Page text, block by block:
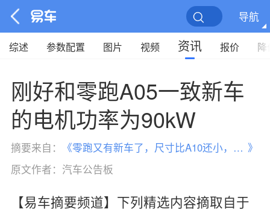
导航
综述 参数配置 图片 视频 资讯 报价 降
刚好和零跑A05一致新车
的电机功率为90kW
摘要来自： 《 零跑又有新车了，尺寸比A10还小，依旧有激光雷达 》
原文作者： 汽车公告板
【易车摘要频道】下列精选内容摘取自于